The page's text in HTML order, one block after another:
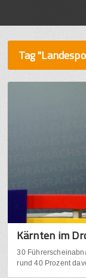
Tag
Kärnten im
30
rund 40 Prozent